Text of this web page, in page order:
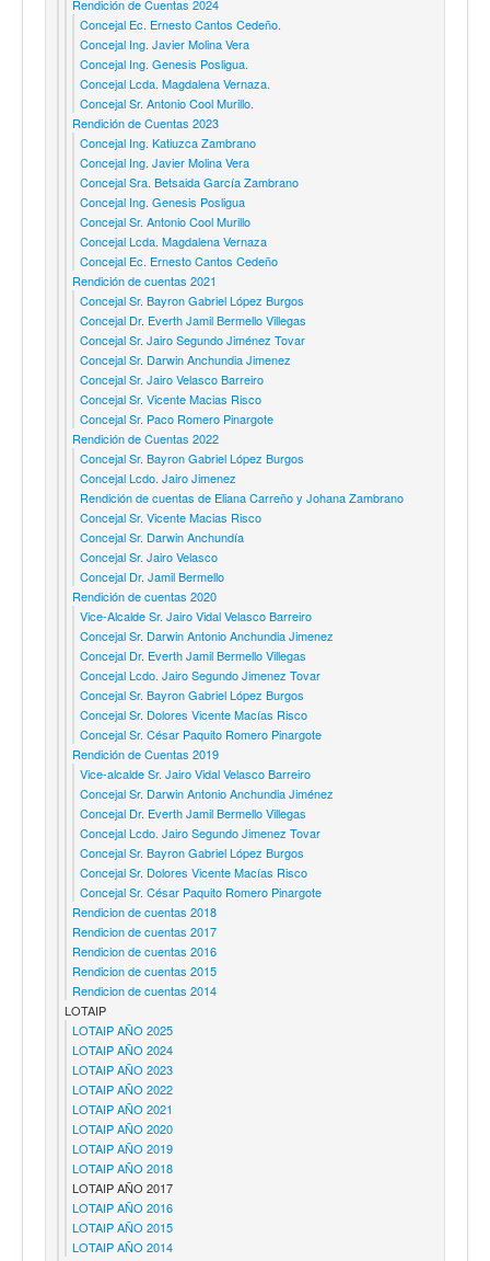
Rendición de Cuentas 2024
Concejal Ec. Ernesto Cantos Cedeño.
Concejal Ing. Javier Molina Vera
Concejal Ing. Genesis Posligua.
Concejal Lcda. Magdalena Vernaza.
Concejal Sr. Antonio Cool Murillo.
Rendición de Cuentas 2023
Concejal Ing. Katiuzca Zambrano
Concejal Ing. Javier Molina Vera
Concejal Sra. Betsaida García Zambrano
Concejal Ing. Genesis Posligua
Concejal Sr. Antonio Cool Murillo
Concejal Lcda. Magdalena Vernaza
Concejal Ec. Ernesto Cantos Cedeño
Rendición de cuentas 2021
Concejal Sr. Bayron Gabriel López Burgos
Concejal Dr. Everth Jamil Bermello Villegas
Concejal Sr. Jairo Segundo Jiménez Tovar
Concejal Sr. Darwin Anchundia Jimenez
Concejal Sr. Jairo Velasco Barreiro
Concejal Sr. Vicente Macias Risco
Concejal Sr. Paco Romero Pinargote
Rendición de Cuentas 2022
Concejal Sr. Bayron Gabriel López Burgos
Concejal Lcdo. Jairo Jimenez
Rendición de cuentas de Eliana Carreño y Johana Zambrano
Concejal Sr. Vicente Macias Risco
Concejal Sr. Darwin Anchundía
Concejal Sr. Jairo Velasco
Concejal Dr. Jamil Bermello
Rendición de cuentas 2020
Vice-Alcalde Sr. Jairo Vidal Velasco Barreiro
Concejal Sr. Darwin Antonio Anchundia Jimenez
Concejal Dr. Everth Jamil Bermello Villegas
Concejal Lcdo. Jairo Segundo Jimenez Tovar
Concejal Sr. Bayron Gabriel López Burgos
Concejal Sr. Dolores Vicente Macías Risco
Concejal Sr. César Paquito Romero Pinargote
Rendición de Cuentas 2019
Vice-alcalde Sr. Jairo Vidal Velasco Barreiro
Concejal Sr. Darwin Antonio Anchundia Jiménez
Concejal Dr. Everth Jamil Bermello Villegas
Concejal Lcdo. Jairo Segundo Jimenez Tovar
Concejal Sr. Bayron Gabriel López Burgos
Concejal Sr. Dolores Vicente Macías Risco
Concejal Sr. César Paquito Romero Pinargote
Rendicion de cuentas 2018
Rendicion de cuentas 2017
Rendicion de cuentas 2016
Rendicion de cuentas 2015
Rendicion de cuentas 2014
LOTAIP
LOTAIP AÑO 2025
LOTAIP AÑO 2024
LOTAIP AÑO 2023
LOTAIP AÑO 2022
LOTAIP AÑO 2021
LOTAIP AÑO 2020
LOTAIP AÑO 2019
LOTAIP AÑO 2018
LOTAIP AÑO 2017
LOTAIP AÑO 2016
LOTAIP AÑO 2015
LOTAIP AÑO 2014